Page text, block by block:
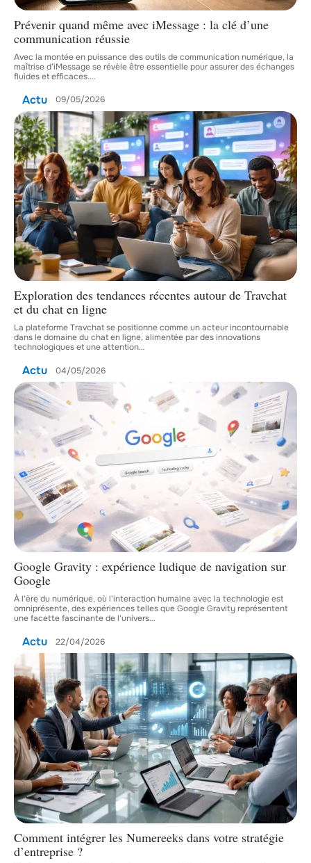
Prévenir quand même avec iMessage : la clé d’une
communication réussie
Avec la montée en puissance des outils de communication numérique, la
maîtrise d’iMessage se révèle être essentielle pour assurer des échanges
fluides et efficaces.…
Actu 09/05/2026
Exploration des tendances récentes autour de Travchat
et du chat en ligne
La plateforme Travchat se positionne comme un acteur incontournable
dans le domaine du chat en ligne, alimentée par des innovations
technologiques et une attention…
Actu 04/05/2026
Google Gravity : expérience ludique de navigation sur
Google
À l'ère du numérique, où l'interaction humaine avec la technologie est
omniprésente, des expériences telles que Google Gravity représentent
une facette fascinante de l'univers…
Actu 22/04/2026
Comment intégrer les Numereeks dans votre stratégie
d’entreprise ?